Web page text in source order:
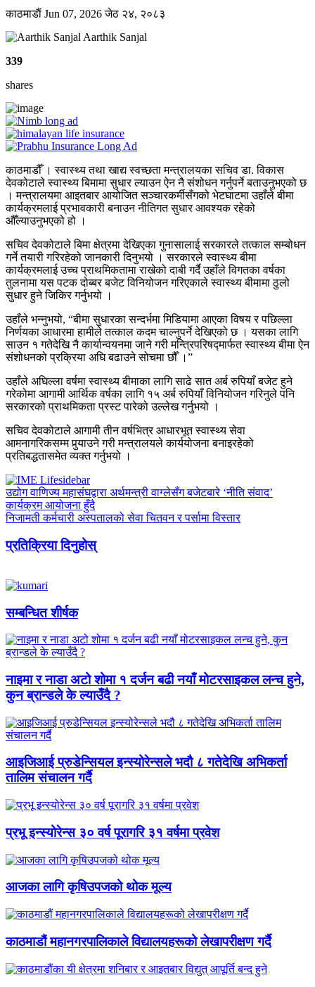
काठमाडाैं Jun 07, 2026जेठ २४, २०८३
Aarthik Sanjal
339
shares
काठमाडौँ । स्वास्थ्य तथा खाद्य स्वच्छता मन्त्रालयका सचिव डा. विकास
देवकोटाले स्वास्थ्य बिमामा सुधार ल्याउन ऐन नै संशोधन गर्नुपर्ने बताउनुभएको छ
। मन्त्रालयमा आइतबार आयोजित सञ्चारकर्मीसँगको भेटघाटमा उहाँले बीमा
कार्यक्रमलाई प्रभावकारी बनाउन नीतिगत सुधार आवश्यक रहेको
औँल्याउनुभएको हो ।
सचिव देवकोटाले बिमा क्षेत्रमा देखिएका गुनासालाई सरकारले तत्काल सम्बोधन
गर्ने तयारी गरिरहेको जानकारी दिनुभयो । सरकारले स्वास्थ्य बीमा
कार्यक्रमलाई उच्च प्राथमिकतामा राखेको दाबी गर्दै उहाँले विगतका वर्षका
तुलनामा यस पटक दोब्बर बजेट विनियोजन गरिएकाले स्वास्थ्य बीमामा ठुलो
सुधार हुने जिकिर गर्नुभयो ।
उहाँले भन्नुभयो, “बीमा सुधारका सन्दर्भमा मिडियामा आएका विषय र पछिल्ला
निर्णयका आधारमा हामीले तत्काल कदम चाल्नुपर्ने देखिएको छ । यसका लागि
साउन १ गतेदेखि नै कार्यान्वयनमा जाने गरी मन्त्रिपरिषद्मार्फत स्वास्थ्य बीमा ऐन
संशोधनको प्रक्रिया अघि बढाउने सोचमा छौँ ।”
उहाँले अघिल्ला वर्षमा स्वास्थ्य बीमाका लागि साढे सात अर्ब रुपियाँ बजेट हुने
गरेकोमा आगामी आर्थिक वर्षका लागि १५ अर्ब रुपियाँ विनियोजन गरिनुले पनि
सरकारको प्राथमिकता प्रस्ट पारेको उल्लेख गर्नुभयो ।
सचिव देवकोटाले आगामी तीन वर्षभित्र आधारभूत स्वास्थ्य सेवा
आमनागरिकसम्म पुर्‍याउने गरी मन्त्रालयले कार्ययोजना बनाइरहेको
प्रतिबद्धतासमेत व्यक्त गर्नुभयो ।
उद्योग वाणिज्य महासंघद्वारा अर्थमन्त्री वाग्लेसँग बजेटबारे ‘नीति संवाद’
कार्यक्रम आयोजना हुँदै
निजामती कर्मचारी अस्पतालको सेवा चितवन र पर्सामा विस्तार
प्रतिक्रिया दिनुहोस्
सम्बन्धित शीर्षक
नाइमा र नाडा अटो शोमा १ दर्जन बढी नयाँ मोटरसाइकल लन्च हुने,
कुन ब्रान्डले के ल्याउँदै ?
आइजिआई प्रुडेन्सियल इन्स्योरेन्सले भदौ ८ गतेदेखि अभिकर्ता
तालिम संचालन गर्दै
प्रभू इन्स्योरेन्स ३० वर्ष पूरागरि ३१ वर्षमा प्रवेश
आजका लागि कृषिउपजको थोक मूल्य
काठमाडौं महानगरपालिकाले विद्यालयहरूको लेखापरीक्षण गर्दै